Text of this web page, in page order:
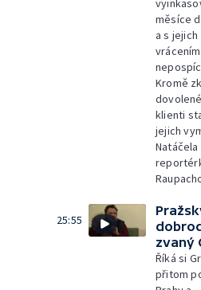
měsíce
a s jejich
vrácením
Kromě
klienti
jejich
Natáčela
25:55
zvaný
Říká si
přitom